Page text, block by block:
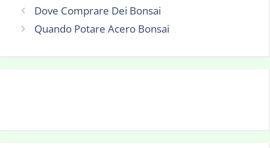
Dove Comprare Dei Bonsai
Quando Potare Acero Bonsai